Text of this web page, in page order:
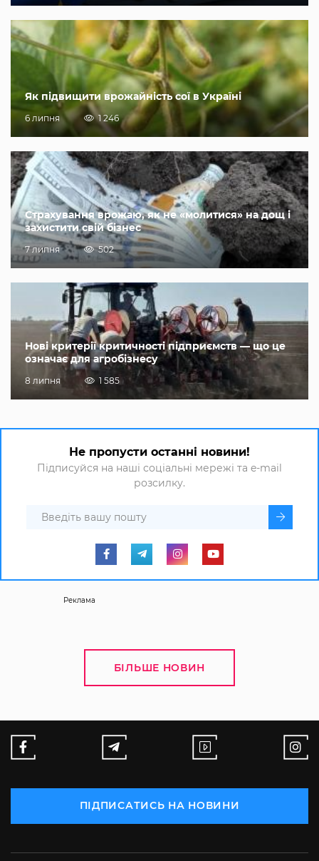
Як підвищити врожайність сої в Україні
6 липня 1 246
Страхування врожаю, як не «молитися» на дощ і
захистити свій бізнес
7 липня 502
Нові критерії критичності підприємств — що це
означає для агробізнесу
8 липня 1 585
Не пропусти останні новини!
Підписуйся на наші соціальні мережі та e-mail
розсилку.
Реклама
БІЛЬШЕ НОВИН
ПІДПИСАТИСЬ НА НОВИНИ